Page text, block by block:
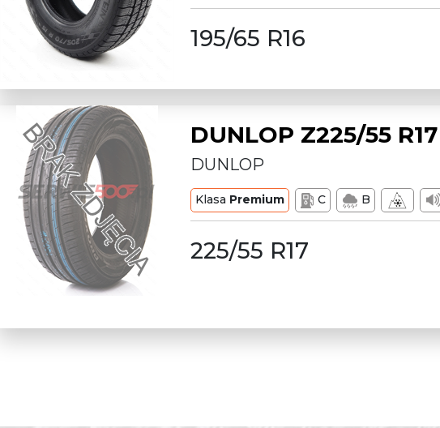
195/65 R16
DUNLOP Z225/55
DUNLOP
Klasa Premium C B
225/55 R17